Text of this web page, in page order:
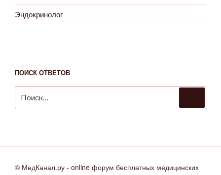
Эндокринолог
ПОИСК ОТВЕТОВ
© МедКанал.ру - online форум бесплатных медицинских